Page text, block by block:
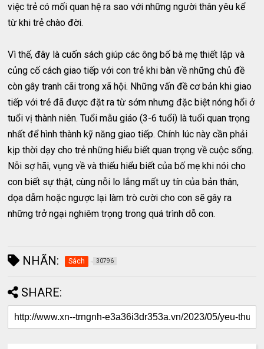
việc trẻ có mối quan hệ ra sao với những người thân yêu kể
từ khi trẻ chào đời.
Vì thế, đây là cuốn sách giúp các ông bố bà mẹ thiết lập và
củng cố cách giao tiếp với con trẻ khi bàn về những chủ đề
còn gây tranh cãi trong xã hội. Những vấn đề cơ bản khi giao
tiếp với trẻ đã được đặt ra từ sớm nhưng đặc biệt nóng hổi ở
tuổi vị thành niên. Tuổi mẫu giáo (3-6 tuổi) là tuổi quan trọng
nhất để hình thành kỹ năng giao tiếp. Chính lúc này cần phải
kịp thời dạy cho trẻ những hiểu biết quan trọng về cuộc sống.
Nỗi sợ hãi, vụng về và thiếu hiểu biết của bố mẹ khi nói cho
con biết sự thật, cùng nỗi lo lắng mất uy tín của bản thân,
dọa dẫm hoặc ngược lại làm trò cười cho con sẽ gây ra
những trở ngại nghiêm trọng trong quá trình dỗ con.
NHÃN: Sách 30796
SHARE: